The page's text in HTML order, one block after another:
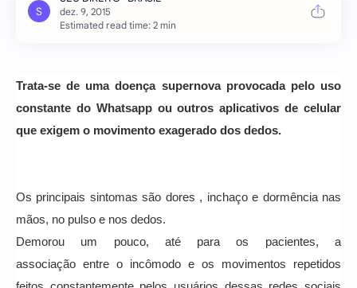
Estimated read time: 2 min
Trata-se de uma doença supernova provocada pelo uso
constante do Whatsapp ou outros aplicativos de celular
que exigem o movimento exagerado dos dedos.
Os principais sintomas são dores , inchaço e dormência nas
mãos, no pulso e nos dedos.
Demorou um pouco, até para os pacientes, a
associação entre o incômodo e os movimentos repetidos